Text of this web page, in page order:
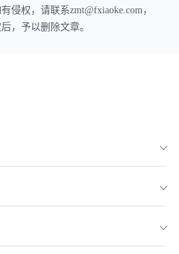
侵权，请联系zmt@fxiaoke.com，
，予以删除文章。